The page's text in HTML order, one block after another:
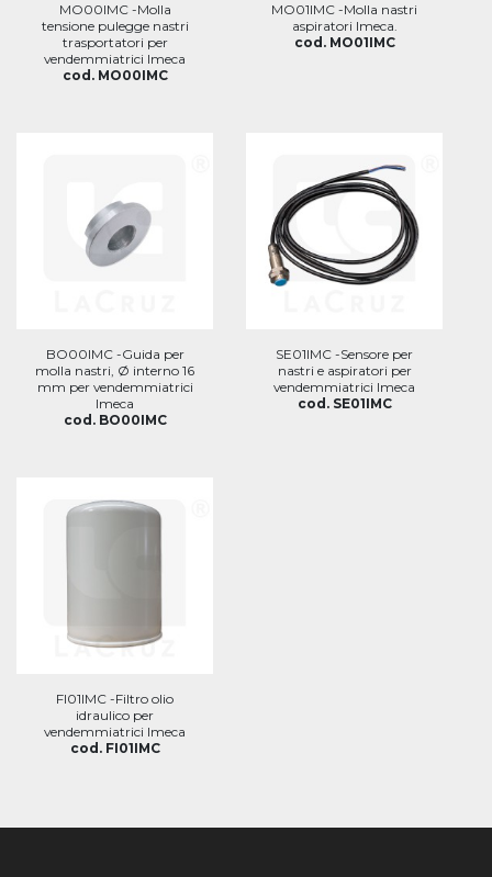
MO00IMC -Molla
tensione pulegge nastri
trasportatori per
vendemmiatrici Imeca
cod. MO00IMC
MO01IMC -Molla nastri
aspiratori Imeca.
cod. MO01IMC
BO00IMC -Guida per
molla nastri, Ø interno 16
mm per vendemmiatrici
Imeca
cod. BO00IMC
SE01IMC -Sensore per
nastri e aspiratori per
vendemmiatrici Imeca
cod. SE01IMC
FI01IMC -Filtro olio
idraulico per
vendemmiatrici Imeca
cod. FI01IMC